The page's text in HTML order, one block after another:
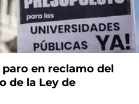
en reclamo del
de la Ley de